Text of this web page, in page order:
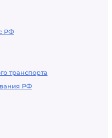
РФ
транспорта
РФ